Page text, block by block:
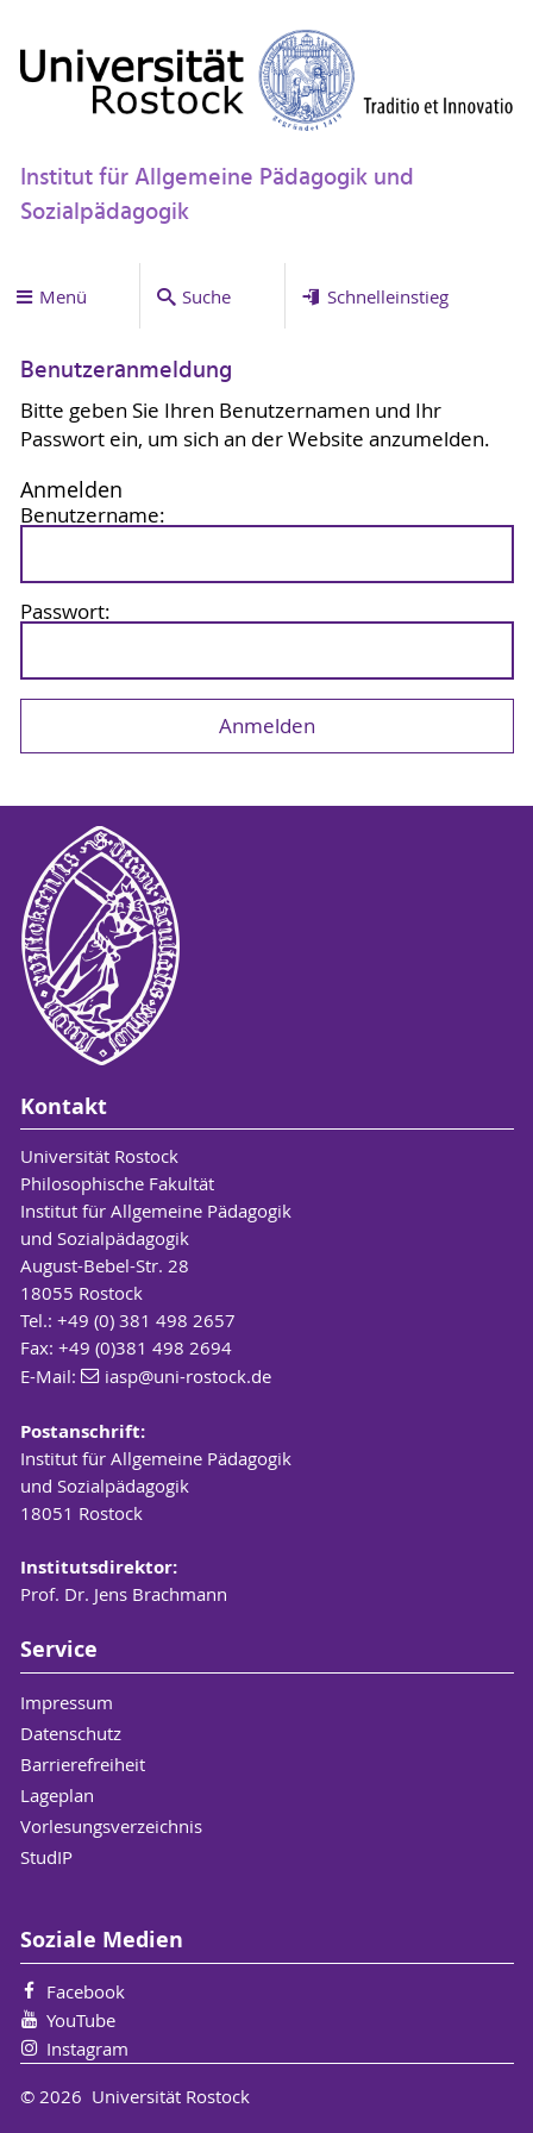
Institut für Allgemeine Pädagogik und
Sozialpädagogik
Menü Suche Schnelleinstieg
Benutzeranmeldung
Bitte geben Sie Ihren Benutzernamen und Ihr
Passwort ein, um sich an der Website anzumelden.
Anmelden
Benutzername:
Passwort:
Kontakt
Universität Rostock
Philosophische Fakultät
Institut für Allgemeine Pädagogik
und Sozialpädagogik
August-Bebel-Str. 28
18055 Rostock
Tel.: +49 (0) 381 498 2657
Fax: +49 (0)381 498 2694
E-Mail:
iasp@uni-rostock.de
Postanschrift:
Institut für Allgemeine Pädagogik
und Sozialpädagogik
18051 Rostock
Institutsdirektor:
Prof. Dr. Jens Brachmann
Service
Impressum
Datenschutz
Barrierefreiheit
Lageplan
Vorlesungsverzeichnis
StudIP
Soziale Medien
Facebook
YouTube
Instagram
© 2026 Universität Rostock